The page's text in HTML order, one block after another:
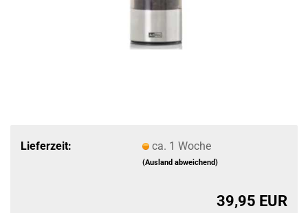
Lieferzeit: ca. 1 Woche
(Ausland abweichend)
39,95 EUR